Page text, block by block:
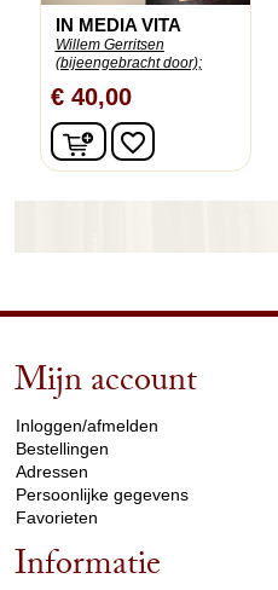
IN MEDIA VITA
Willem Gerritsen
(bijeengebracht door);
€ 40,00
In winkelwagen
favorite_border
Mijn account
Inloggen/afmelden
Bestellingen
Adressen
Persoonlijke gegevens
Favorieten
Informatie